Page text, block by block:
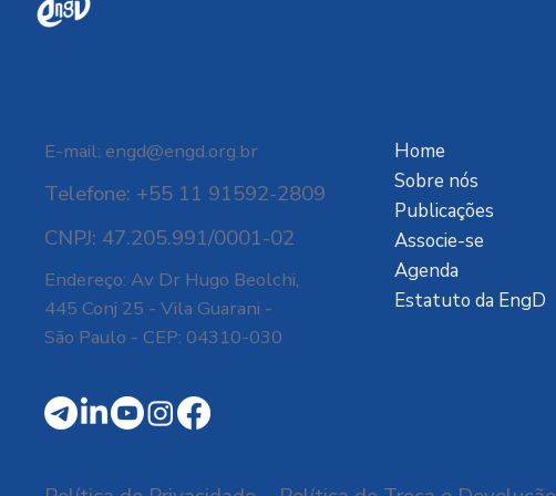
E-mail: engd@engd.org.br
Telefone: +55 11 91592-2809
CNPJ: 47.205.991/0001-02
Endereço: Av Dr Hugo Beolchi,
445 Conj 25 - Vila Guarani -
São Paulo - CEP: 04310-030
Home
Sobre nós
Publicações
Associe-se
Agenda
Estatuto da EngD